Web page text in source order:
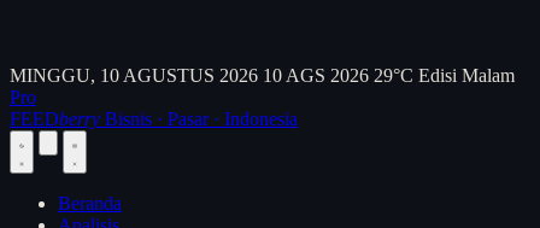
MINGGU, 10 AGUSTUS 2026 10 AGS 2026 29°C Edisi Malam
Pro
FEEDberry Bisnis · Pasar · Indonesia
Beranda